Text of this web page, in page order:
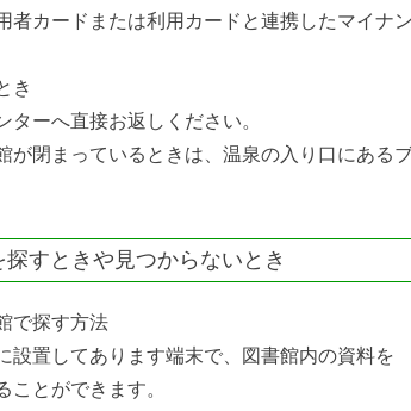
カードまたは利用カードと連携したマイナ
き
ターへ直接お返しください。
が閉まっているときは、温泉の入り口にある
探すときや見つからないとき
で探す方法
設置してあります端末で、図書館内の資料を
ことができます。